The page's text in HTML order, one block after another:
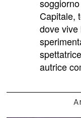
Capitale,
dove
autrice